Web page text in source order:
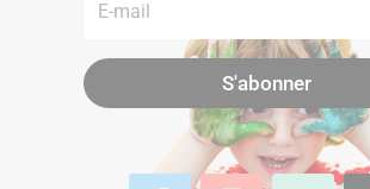
S'abonner